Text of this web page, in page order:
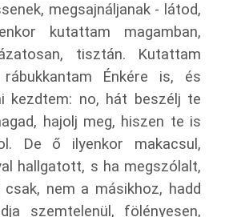
megsajnáljanak - látod,
kutattam magamban,
tisztán. Kutattam
Énkére is, és
kezdtem: no, hát beszélj te
hajolj meg, hiszen te is
De ő ilyenkor makacsul,
hallgatott, s ha megszólalt,
nem a másikhoz, hadd
szemtelenül, fölényesen,